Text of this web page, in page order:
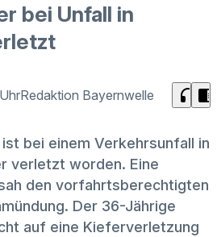
bei Unfall in
Redaktion Bayernwelle headphones chrome_reader_mode
bei einem Verkehrsunfall in
verletzt worden. Eine
den vorfahrtsberechtigten
Der 36-Jährige
auf eine Kieferverletzung